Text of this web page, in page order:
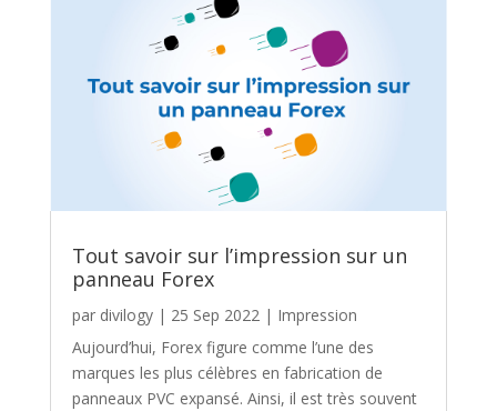
Tout savoir sur l’impression sur un
panneau Forex
par divilogy| 25 Sep 2022| Impression
Aujourd’hui, Forex figure comme l’une des
marques les plus célèbres en fabrication de
panneaux PVC expansé. Ainsi, il est très souvent